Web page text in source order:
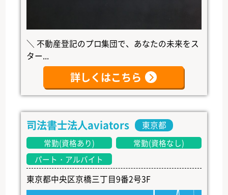
＼ 不動産登記のプロ集団で、あなたの未来をス
ター...
詳しくはこちら
司法書士法人aviators 東京都
常勤(資格あり)
常勤(資格なし)
パート・アルバイト
東京都中央区京橋三丁目9番2号3F